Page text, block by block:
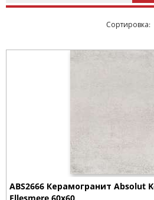
Cортировка:
ABS2666 Керамогранит Absolut